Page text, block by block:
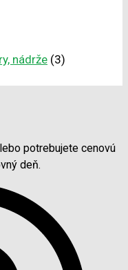
nádrže (3)
potrebujete cenovú
deň.